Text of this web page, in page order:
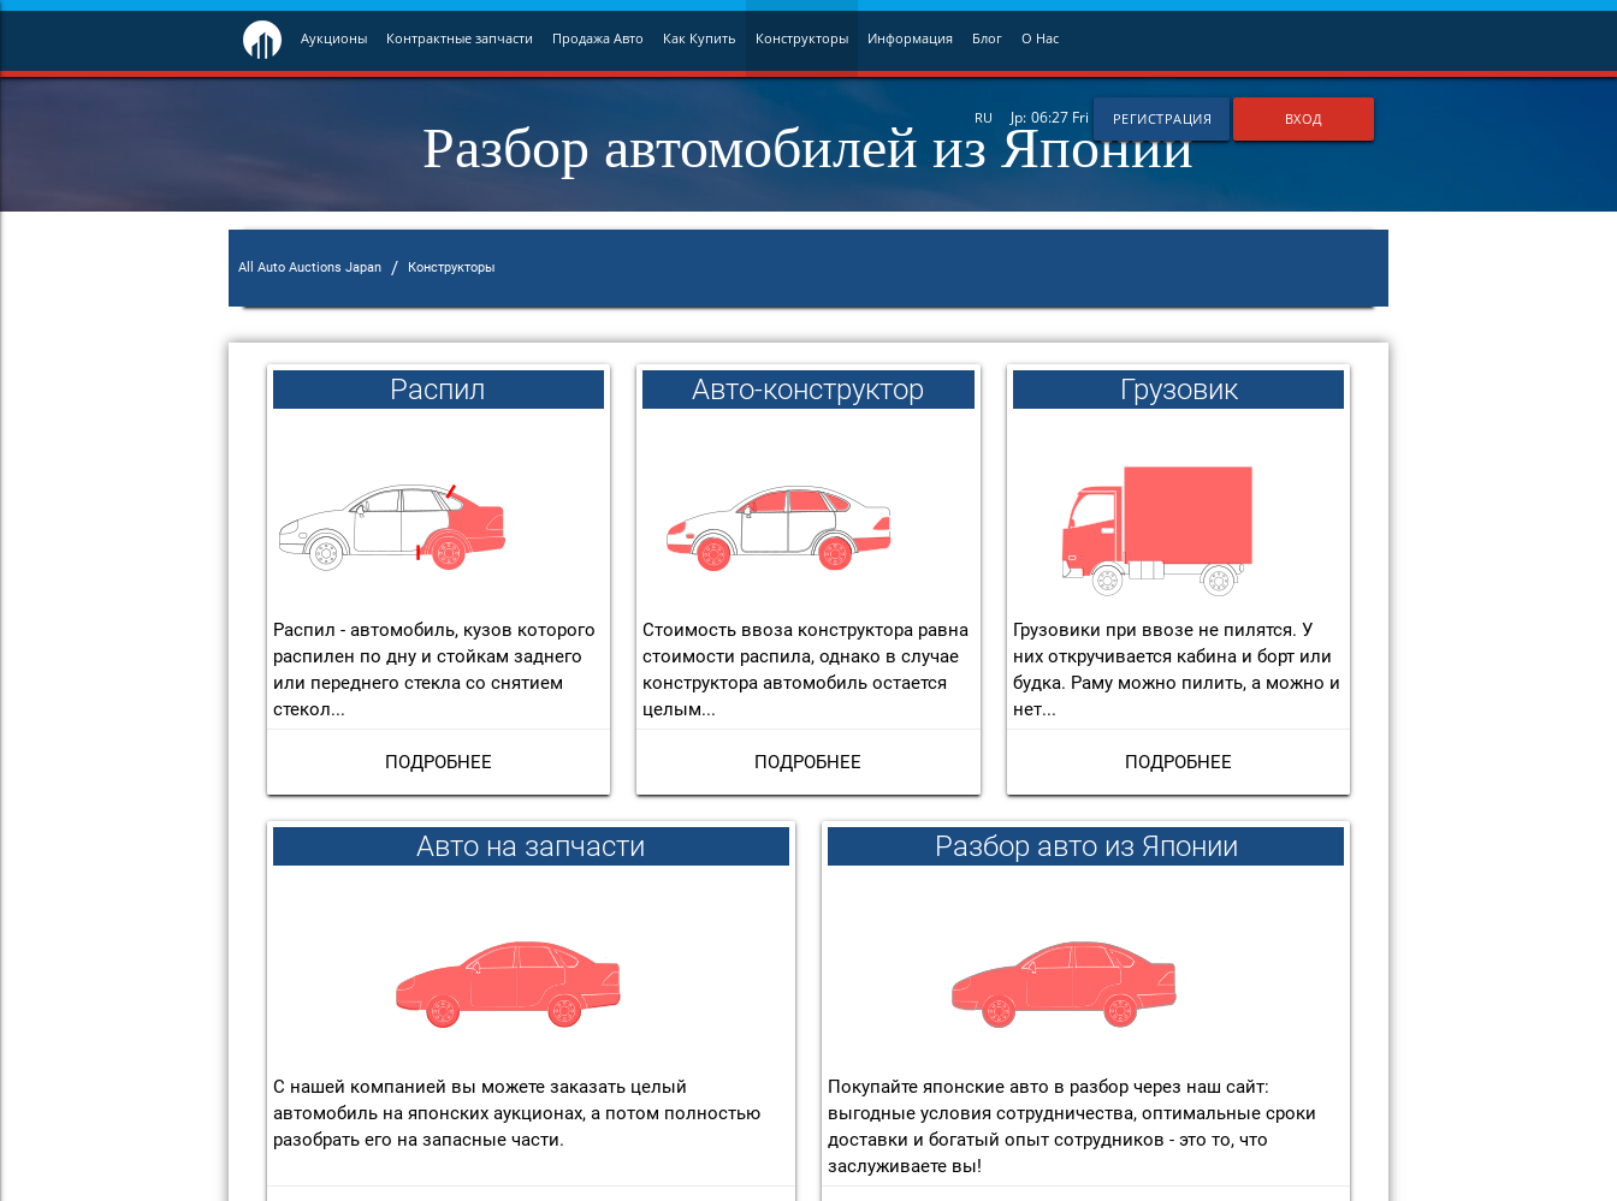
Аукционы Контрактные запчасти Продажа Авто Как Купить Конструкторы Информация Блог О Нас
Jp: 06:27 Fri РЕГИСТРАЦИЯ ВХОД
RU
Разбор автомобилей из Японии
All Auto Auctions Japan / Конструкторы
Распил
Распил - автомобиль, кузов которого
распилен по дну и стойкам заднего
или переднего стекла со снятием
стекол...
ПОДРОБНЕЕ
Авто-конструктор
Стоимость ввоза конструктора равна
стоимости распила, однако в случае
конструктора автомобиль остается
целым...
ПОДРОБНЕЕ
Грузовик
Грузовики при ввозе не пилятся. У
них откручивается кабина и борт или
будка. Раму можно пилить, а можно и
нет...
ПОДРОБНЕЕ
Авто на запчасти
С нашей компанией вы можете заказать целый
автомобиль на японских аукционах, а потом полностью
разобрать его на запасные части.
Разбор авто из Японии
Покупайте японские авто в разбор через наш сайт:
выгодные условия сотрудничества, оптимальные сроки
доставки и богатый опыт сотрудников - это то, что
заслуживаете вы!